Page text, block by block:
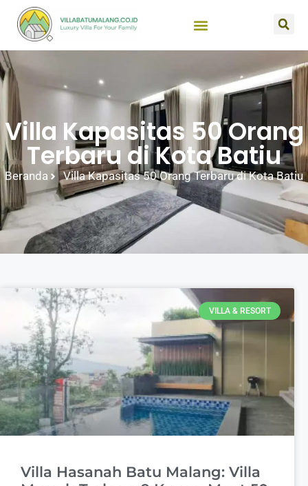
Villa Kapasitas 50 Orang
Terbaru di Kota Batiu
Beranda Villa Kapasitas 50 Orang Terbaru di Kota Batiu
VILLA & RESORT
Villa Hasanah Batu Malang: Villa